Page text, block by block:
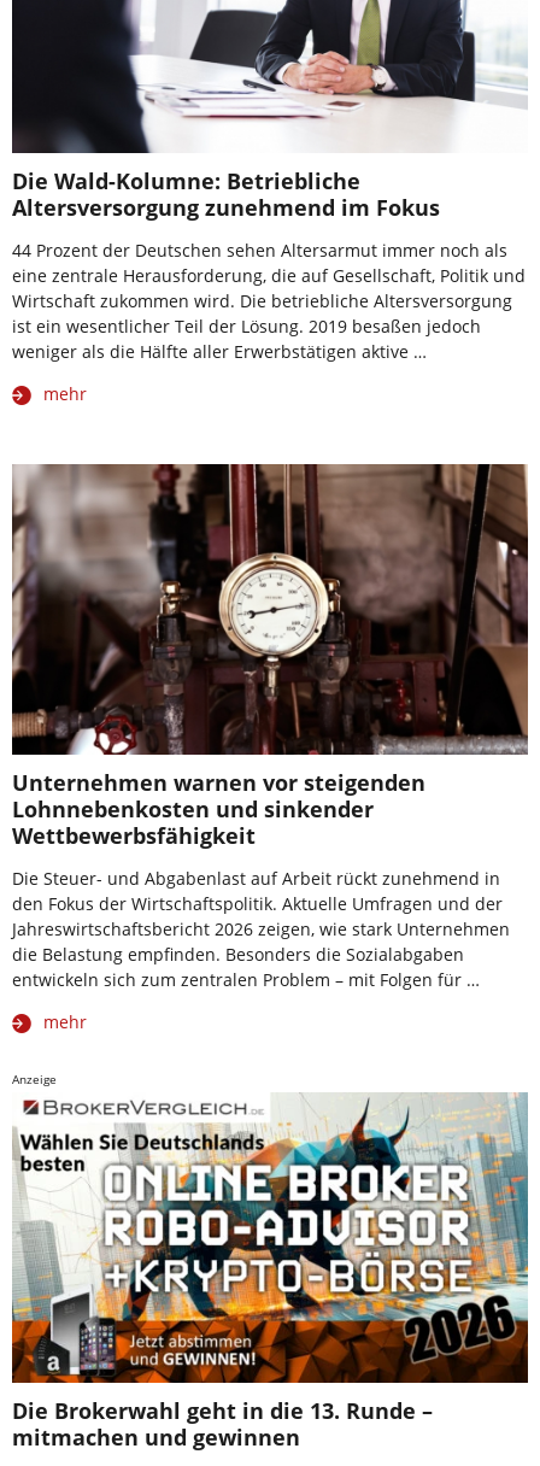
Die Wald-Kolumne: Betriebliche
Altersversorgung zunehmend im Fokus
44 Prozent der Deutschen sehen Altersarmut immer noch als
eine zentrale Herausforderung, die auf Gesellschaft, Politik und
Wirtschaft zukommen wird. Die betriebliche Altersversorgung
ist ein wesentlicher Teil der Lösung. 2019 besaßen jedoch
weniger als die Hälfte aller Erwerbstätigen aktive …
mehr
Unternehmen warnen vor steigenden
Lohnnebenkosten und sinkender
Wettbewerbsfähigkeit
Die Steuer- und Abgabenlast auf Arbeit rückt zunehmend in
den Fokus der Wirtschaftspolitik. Aktuelle Umfragen und der
Jahreswirtschaftsbericht 2026 zeigen, wie stark Unternehmen
die Belastung empfinden. Besonders die Sozialabgaben
entwickeln sich zum zentralen Problem – mit Folgen für …
mehr
Anzeige
Die Brokerwahl geht in die 13. Runde –
mitmachen und gewinnen